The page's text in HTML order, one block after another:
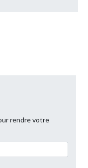
rendre votre